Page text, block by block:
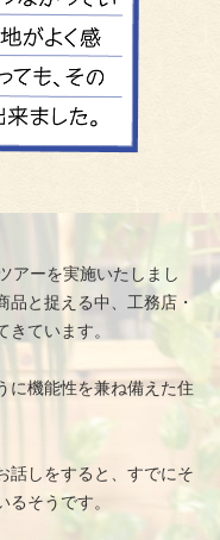
アーを実施いたしまし
と捉える中、 工務店・
ています。
に機能性を兼ね備えた住
話しをすると、すでにそ
そうです。